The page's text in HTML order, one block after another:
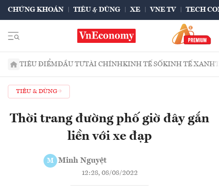
CHỨNG KHOÁN TIÊU & DÙNG XE VNE TV TECH
TIÊU ĐIỂMĐẦU TƯTÀI CHÍNHKINH TẾ SỐKINH TẾ XANH
TIÊU & DÙNG
Thời trang đường phố giờ đây gắn
liền với xe đạp
M Minh Nguyệt
12:28, 08/08/2022